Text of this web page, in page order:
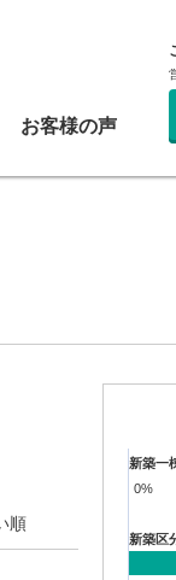
お客様の声
順
0%
0%
新築一
新築区